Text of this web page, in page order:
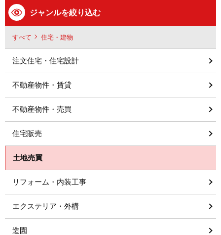
ジャンルを絞り込む
すべて 住宅・建物
注文住宅・住宅設計
不動産物件・賃貸
不動産物件・売買
住宅販売
土地売買
リフォーム・内装工事
エクステリア・外構
造園